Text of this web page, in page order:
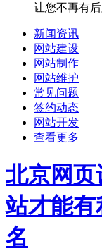
让您不再有
新闻资讯
网站建设
网站制作
网站维护
常见问题
签约动态
网站开发
查看更多
北京网页
站才能
名